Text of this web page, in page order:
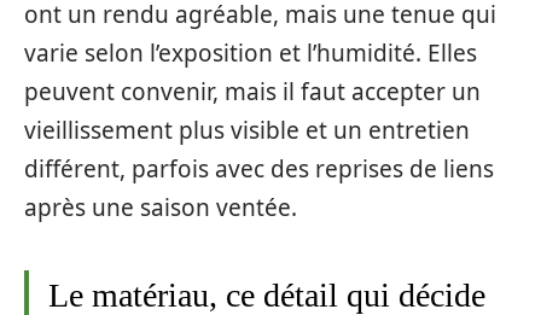
ont un rendu agréable, mais une tenue qui
varie selon l’exposition et l’humidité. Elles
peuvent convenir, mais il faut accepter un
vieillissement plus visible et un entretien
différent, parfois avec des reprises de liens
après une saison ventée.
Le matériau, ce détail qui décide